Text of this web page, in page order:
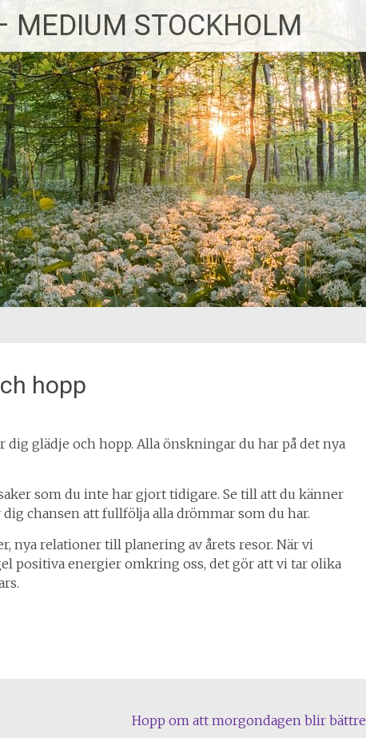
MEDIUM STOCKHOLM
hopp
dig glädje och hopp. Alla önskningar du har på det nya
som du inte har gjort tidigare. Se till att du känner
chansen att fullfölja alla drömmar som du har.
nya relationer till planering av årets resor. När vi
positiva energier omkring oss, det gör att vi tar olika
Hopp om att morgondagen blir bättre